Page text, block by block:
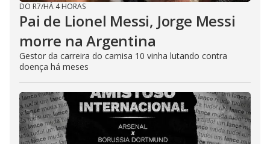
DO R7/HÁ 4 HORAS
Pai de Lionel Messi, Jorge Messi
morre na Argentina
Gestor da carreira do camisa 10 vinha lutando contra
doença há meses